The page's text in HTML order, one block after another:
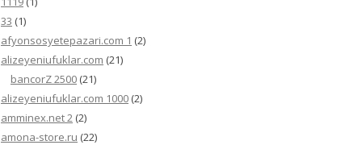
33 (1)
afyonsosyetepazari.com 1 (2)
alizeyeniufuklar.com (21)
bancorZ 2500 (21)
alizeyeniufuklar.com 1000 (2)
amminex.net 2 (2)
amona-store.ru (22)